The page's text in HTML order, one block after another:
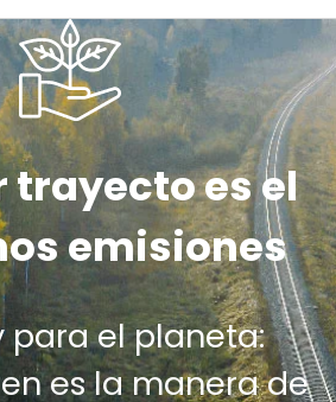
trayecto es el
emisiones
para el planeta:
es la manera de